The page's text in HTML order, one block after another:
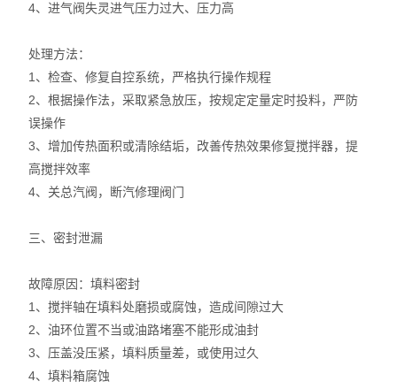
超声波清洗器
紫外分析仪
微波化学反应器
玻璃仪器烘干器
药物透皮实验仪
4、进气阀失灵进气压力过大、压力高
处理方法：
1、检查、修复自控系统，严格执行操作规程
2、根据操作法，采取紧急放压，按规定定量定时投料，严防
误操作
3、增加传热面积或清除结垢，改善传热效果修复搅拌器，提
高搅拌效率
4、关总汽阀，断汽修理阀门
三、密封泄漏
故障原因：填料密封
1、搅拌轴在填料处磨损或腐蚀，造成间隙过大
2、油环位置不当或油路堵塞不能形成油封
3、压盖没压紧，填料质量差，或使用过久
4、填料箱腐蚀